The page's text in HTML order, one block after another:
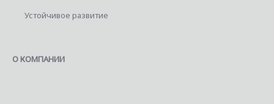
Устойчивое развитие
О КОМПАНИИ